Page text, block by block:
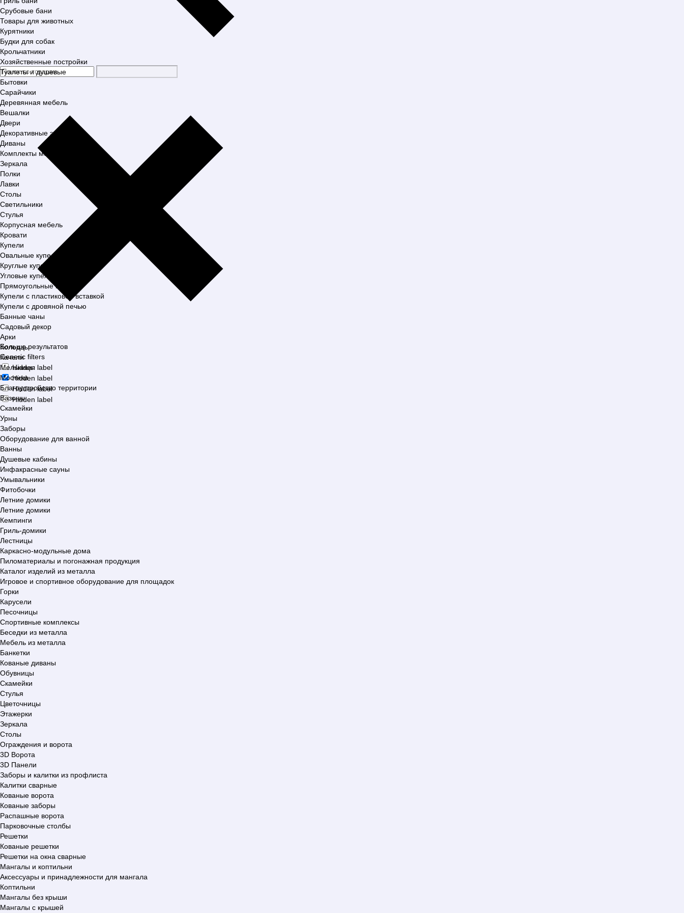
Больше результатов
Generic filters
Hidden label
Hidden label
Hidden label
Hidden label
Срубовые бани
Товары для животных
Курятники
Будки для собак
Крольчатники
Хозяйственные постройки
Туалеты и душевые
Бытовки
Сарайчики
Деревянная мебель
Вешалки
Двери
Декоративные элементы
Диваны
Комплекты мебели
Зеркала
Полки
Лавки
Столы
Светильники
Стулья
Корпусная мебель
Кровати
Купели
Овальные купели
Круглые купели
Угловые купели
Прямоугольные купели
Купели с пластиковой вставкой
Купели с дровяной печью
Банные чаны
Садовый декор
Арки
Колодцы
Качели
Мельницы
Мостики
Благоустройство территории
Вазоны
Скамейки
Урны
Заборы
Оборудование для ванной
Ванны
Душевые кабины
Инфакрасные сауны
Умывальники
Фитобочки
Летние домики
Летние домики
Кемпинги
Гриль-домики
Лестницы
Каркасно-модульные дома
Пиломатериалы и погонажная продукция
Каталог изделий из металла
Игровое и спортивное оборудование для площадок
Горки
Карусели
Песочницы
Спортивные комплексы
Беседки из металла
Мебель из металла
Банкетки
Кованые диваны
Обувницы
Скамейки
Стулья
Цветочницы
Этажерки
Зеркала
Столы
Ограждения и ворота
3D Ворота
3D Панели
Заборы и калитки из профлиста
Калитки сварные
Кованые ворота
Кованые заборы
Распашные ворота
Парковочные столбы
Решетки
Кованые решетки
Решетки на окна сварные
Мангалы и коптильни
Аксессуары и принадлежности для мангала
Коптильни
Мангалы без крыши
Мангалы с крышей